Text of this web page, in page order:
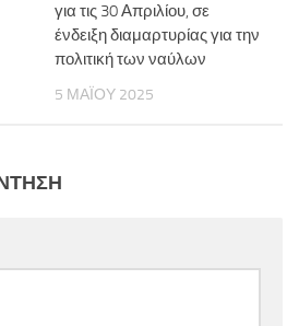
για τις 30 Απριλίου, σε
ένδειξη διαμαρτυρίας για την
πολιτική των ναύλων
5 ΜΑΪ́ΟΥ 2025